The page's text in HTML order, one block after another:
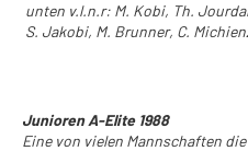
unten v.l.n.r: M. Kobi, Th.
S. Jakobi, M. Brunner, C.
Junioren A-Elite 1988
Eine von vielen Mannschaften